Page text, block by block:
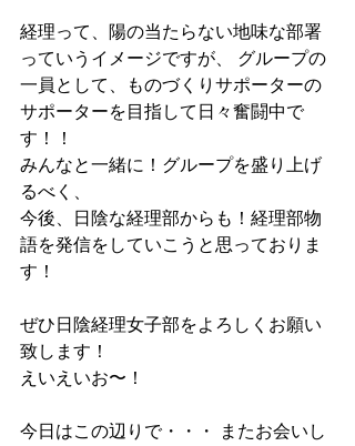
経理って、陽の当たらない地味な部署
っていうイメージですが、 グループの
一員として、ものづくりサポーターの
サポーターを目指して日々奮闘中で
す！！
みんなと一緒に！グループを盛り上げ
るべく、
今後、日陰な経理部からも！経理部物
語を発信をしていこうと思っておりま
す！
ぜひ日陰経理女子部をよろしくお願い
致します！
えいえいお〜！
今日はこの辺りで・・・ またお会いし